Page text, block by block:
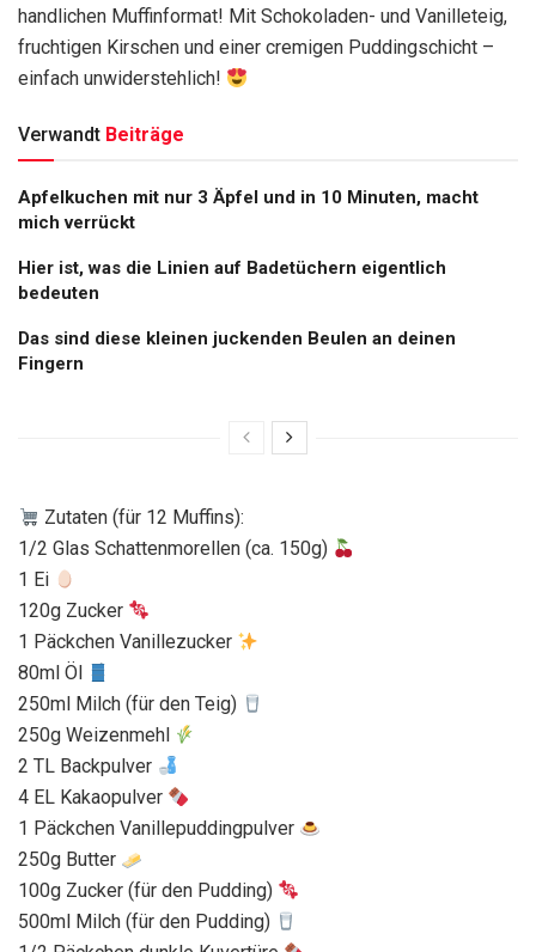
handlichen Muffinformat! Mit Schokoladen- und Vanilleteig,
fruchtigen Kirschen und einer cremigen Puddingschicht –
einfach unwiderstehlich!
Verwandt Beiträge
Apfelkuchen mit nur 3 Äpfel und in 10 Minuten, macht
mich verrückt
Hier ist, was die Linien auf Badetüchern eigentlich
bedeuten
Das sind diese kleinen juckenden Beulen an deinen
Fingern
Zutaten (für 12 Muffins):
1/2 Glas Schattenmorellen (ca. 150g)
1 Ei
120g Zucker
1 Päckchen Vanillezucker
80ml Öl
250ml Milch (für den Teig)
250g Weizenmehl
2 TL Backpulver
4 EL Kakaopulver
1 Päckchen Vanillepuddingpulver
250g Butter
100g Zucker (für den Pudding)
500ml Milch (für den Pudding)